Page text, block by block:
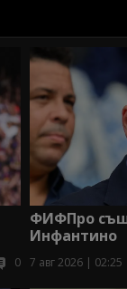
0
ФИФПро
Инфантино
7 авг 2026 | 02:25